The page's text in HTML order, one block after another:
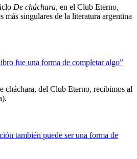
De cháchara, en el Club Eterno,
más singulares de la literatura argentina
fue una forma de completar algo”
cháchara, del Club Eterno, recibimos al
también puede ser una forma de